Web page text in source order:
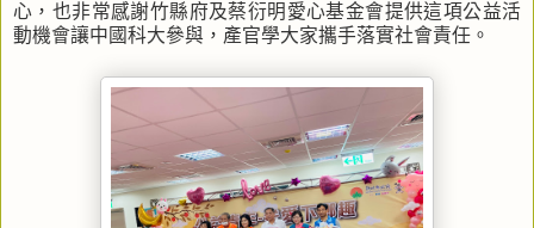
心，也非常感謝竹縣府及蔡衍明愛心基金會提供這項公益活
動機會讓中國科大參與，產官學大家攜手落實社會責任。